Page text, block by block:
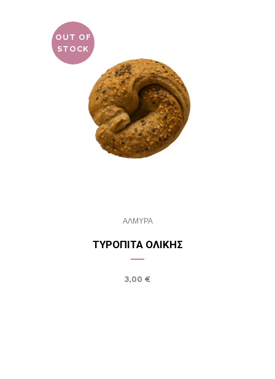
OUT OF
STOCK
ΑΛΜΥΡΑ
ΤΥΡΌΠΙΤΑ ΟΛΙΚΉΣ
3,00 €